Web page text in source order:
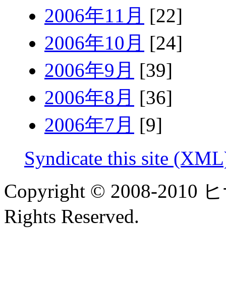
2006年11月 [22]
2006年10月 [24]
2006年9月 [39]
2006年8月 [36]
2006年7月 [9]
Syndicate this site
Copyright © 2008-2010
Rights Reserved.